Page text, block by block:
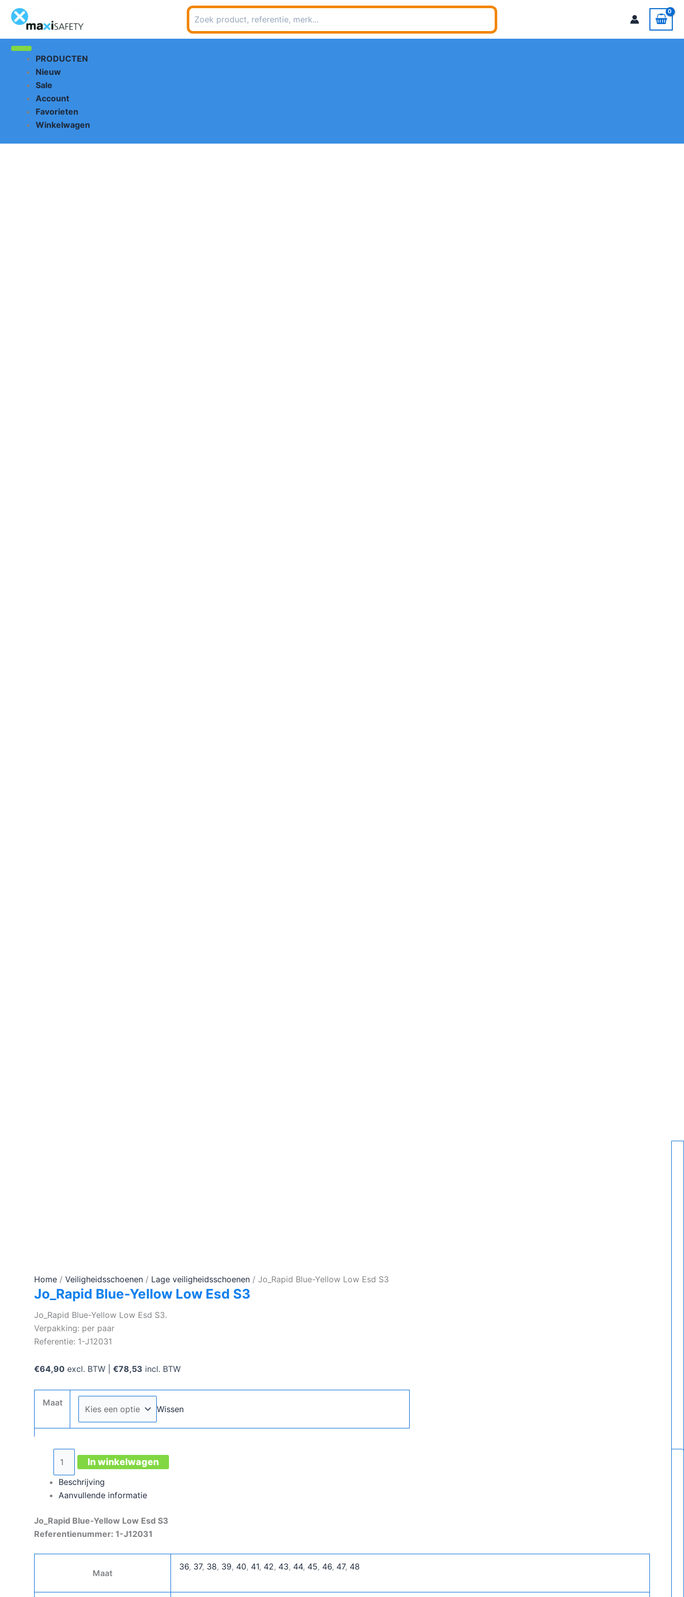
naar
inhoud
Zoeken
naar:
PRODUCTEN
Nieuw
Sale
Account
Favorieten
Winkelwagen
Home / Veiligheidsschoenen / Lage veiligheidsschoenen / Jo_Rapid Blue-Yellow Low Esd S3
Jo_Rapid Blue-Yellow Low Esd S3
Jo_Rapid Blue-Yellow Low Esd S3.
Verpakking: per paar
Referentie: 1-J12031
€64,90 excl. BTW | €78,53 incl. BTW
Maat
Wissen
Yellow
S3
aantal
In winkelwagen
Beschrijving
Aanvullende informatie
Jo_Rapid Blue-Yellow Low Esd S3
Referentienummer: 1-J12031
Maat
36, 37, 38, 39, 40, 41, 42, 43, 44, 45, 46, 47, 48